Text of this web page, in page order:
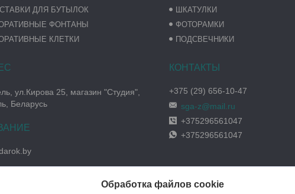
ДЛЯ БУТЫЛОК
ФОНТАНЫ
КЛЕТКИ
ШКАТУЛКИ
ФОТОРАМКИ
ПОДСВЕЧНИКИ
ул.Кирова 25, магазин "Студия",
Беларусь
+375 (29) 656-10-47
sga-z@mail.ru
+375296561047
+375296561047
Обработка файлов cookie